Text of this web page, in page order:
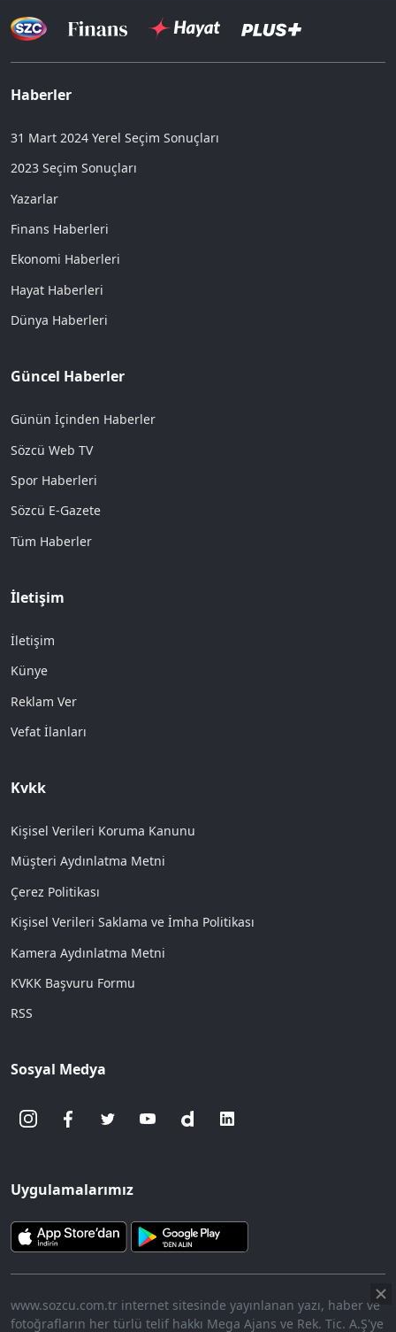
Haberler
31 Mart 2024 Yerel Seçim Sonuçları
2023 Seçim Sonuçları
Yazarlar
Finans Haberleri
Ekonomi Haberleri
Hayat Haberleri
Dünya Haberleri
Güncel Haberler
Günün İçinden Haberler
Sözcü Web TV
Spor Haberleri
Sözcü E-Gazete
Tüm Haberler
İletişim
İletişim
Künye
Reklam Ver
Vefat İlanları
Kvkk
Kişisel Verileri Koruma Kanunu
Müşteri Aydınlatma Metni
Çerez Politikası
Kişisel Verileri Saklama ve İmha Politikası
Kamera Aydınlatma Metni
KVKK Başvuru Formu
RSS
Sosyal Medya
Uygulamalarımız
www.sozcu.com.tr internet sitesinde yayınlanan yazı, haber ve
fotoğrafların her türlü telif hakkı Mega Ajans ve Rek. Tic. A.Ş'ye